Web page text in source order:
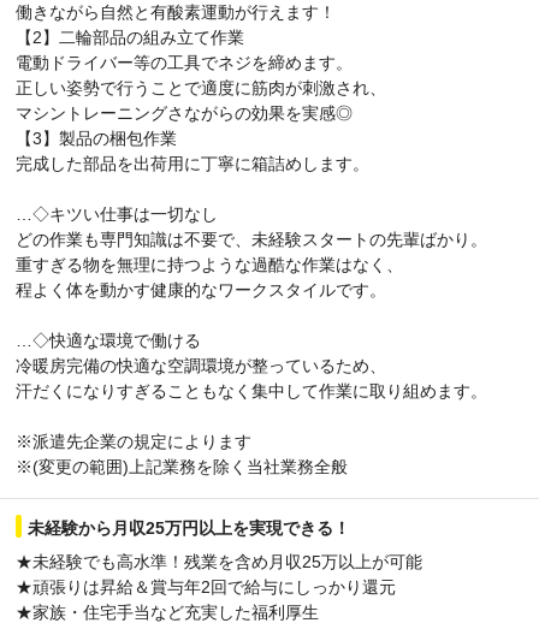
働きながら自然と有酸素運動が行えます！
【2】二輪部品の組み立て作業
電動ドライバー等の工具でネジを締めます。
正しい姿勢で行うことで適度に筋肉が刺激され、
マシントレーニングさながらの効果を実感◎
【3】製品の梱包作業
完成した部品を出荷用に丁寧に箱詰めします。
…◇キツい仕事は一切なし
どの作業も専門知識は不要で、未経験スタートの先輩ばかり。
重すぎる物を無理に持つような過酷な作業はなく、
程よく体を動かす健康的なワークスタイルです。
…◇快適な環境で働ける
冷暖房完備の快適な空調環境が整っているため、
汗だくになりすぎることもなく集中して作業に取り組めます。
※派遣先企業の規定によります
※(変更の範囲)上記業務を除く当社業務全般
未経験から月収25万円以上を実現できる！
★未経験でも高水準！残業を含め月収25万以上が可能
★頑張りは昇給＆賞与年2回で給与にしっかり還元
★家族・住宅手当など充実した福利厚生